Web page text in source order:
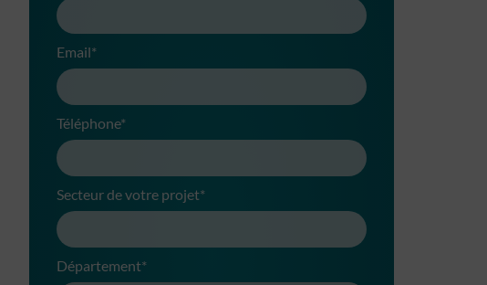
Email*
Téléphone*
Secteur de votre projet*
Département*